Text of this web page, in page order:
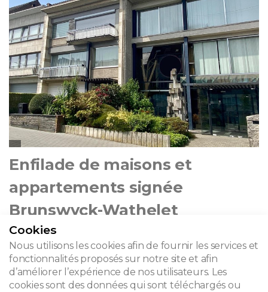
Enfilade de maisons et
appartements signée
Brunswyck-Wathelet
Avenue de Villegas 31 - Ganshoren
Cookies
Nous utilisons les cookies afin de fournir les services et
fonctionnalités proposés sur notre site et afin
d’améliorer l’expérience de nos utilisateurs. Les
cookies sont des données qui sont téléchargés ou